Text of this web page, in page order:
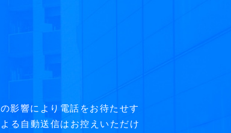
影響により電話をお待たせす
る自動送信はお控えいただけ